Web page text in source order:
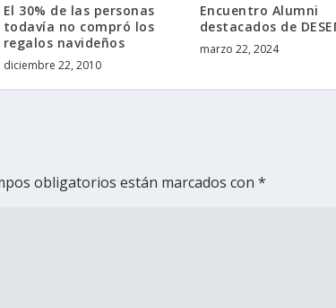
El 30% de las personas
todavía no compró los
regalos navideños
diciembre 22, 2010
Encuentro Alumni
destacados de
marzo 22, 2024
obligatorios están marcados con*